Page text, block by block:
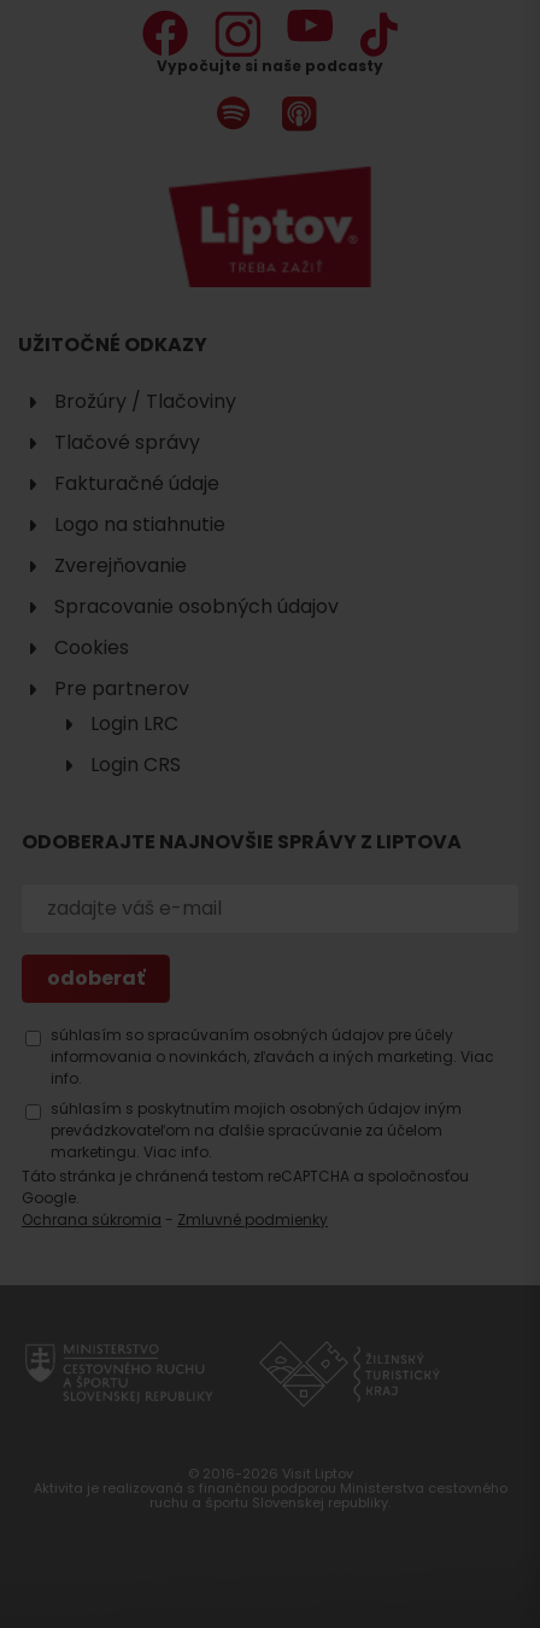
ubytovanie
Vypočujte si naše podcasty
UŽITOČNÉ ODKAZY
Brožúry / Tlačoviny
Tlačové správy
Fakturačné údaje
Logo na stiahnutie
Zverejňovanie
Spracovanie osobných údajov
Cookies
Pre partnerov
Login LRC
Login CRS
ODOBERAJTE NAJNOVŠIE SPRÁVY Z LIPTOVA
súhlasím so spracúvaním osobných údajov pre účely
informovania o novinkách, zľavách a iných marketing. Viac
info.
súhlasím s poskytnutím mojich osobných údajov iným
prevádzkovateľom na ďalšie spracúvanie za účelom
marketingu. Viac info.
Táto stránka je chránená testom reCAPTCHA a spoločnosťou
Google.
Ochrana súkromia - Zmluvné podmienky
© 2016-2026 Visit Liptov
Aktivita je realizovaná s finančnou podporou Ministerstva cestovného
ruchu a športu Slovenskej republiky.